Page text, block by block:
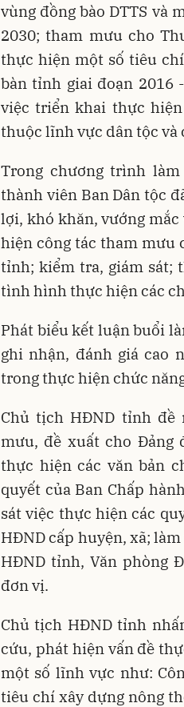
vùng đồng bào DTTS và
2030; tham mưu cho
thực hiện một số tiêu
bàn tỉnh giai đoạn 2016
việc triển khai thực
thuộc lĩnh vực dân tộc
Trong chương trình
thành viên Ban Dân tộc
lợi, khó khăn, vướng
hiện công tác tham mưu
tỉnh; kiểm tra, giám sát;
tình hình thực hiện các
Phát biểu kết luận buổi
ghi nhận, đánh giá cao
trong thực hiện chức
Chủ tịch HĐND tỉnh đề
mưu, đề xuất cho Đảng
thực hiện các văn bản
quyết của Ban Chấp
sát việc thực hiện các
HĐND cấp huyện, xã;
HĐND tỉnh, Văn phòng
đơn vị.
Chủ tịch HĐND tỉnh
cứu, phát hiện vấn đề
một số lĩnh vực như:
tiêu chí xây dựng nông